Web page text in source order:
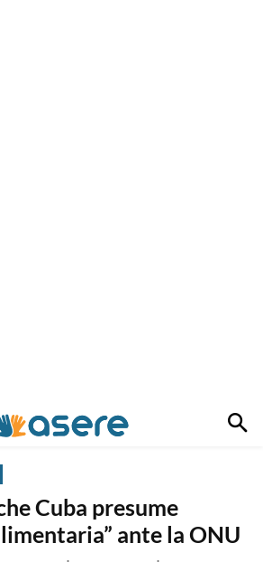
Cuba presume
ante la ONU